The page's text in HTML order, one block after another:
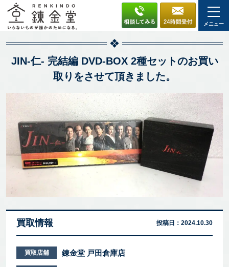
メニュー
JIN-仁- 完結編 DVD-BOX 2種セットのお買い
取りをさせて頂きました。
買取情報 投稿日： 2024.10.30
買取店舗 錬金堂 戸田倉庫店